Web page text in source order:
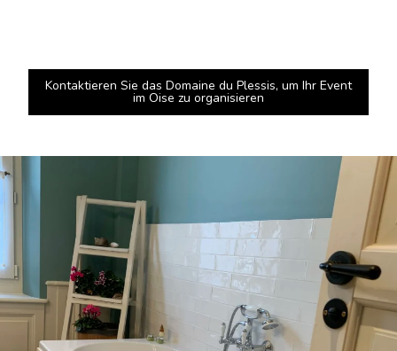
Kontaktieren Sie das Domaine du Plessis, um Ihr Event
im Oise zu organisieren